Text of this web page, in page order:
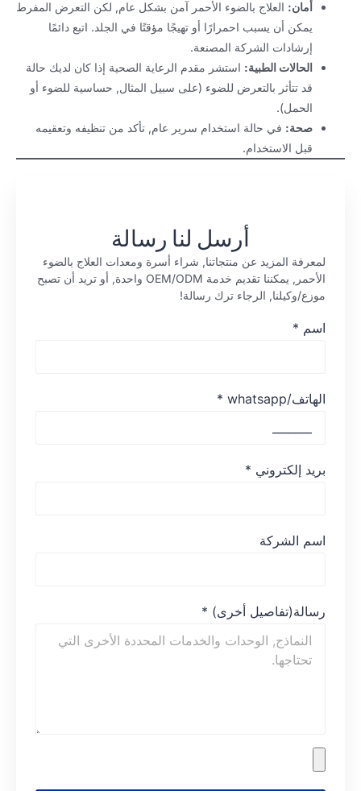
أمان:العلاج بالضوء الأحمر آمن بشكل عام, لكن التعرض المفرط
يمكن أن يسبب احمرارًا أو تهيجًا مؤقتًا في الجلد. اتبع دائمًا
إرشادات الشركة المصنعة.
الحالات الطبية:استشر مقدم الرعاية الصحية إذا كان لديك حالة
قد تتأثر بالتعرض للضوء (على سبيل المثال, حساسية للضوء أو
الحمل).
صحة:في حالة استخدام سرير عام, تأكد من تنظيفه وتعقيمه
قبل الاستخدام.
أرسل لنا رسالة
لمعرفة المزيد عن منتجاتنا, شراء أسرة ومعدات العلاج بالضوء
الأحمر, يمكننا تقديم خدمة OEM/ODM واحدة, أو تريد أن تصبح
موزع/وكيلنا, الرجاء ترك رسالة!
اسم *
الهاتف/whatsapp *
بريد إلكتروني *
اسم الشركة
رسالة(تفاصيل أخرى) *